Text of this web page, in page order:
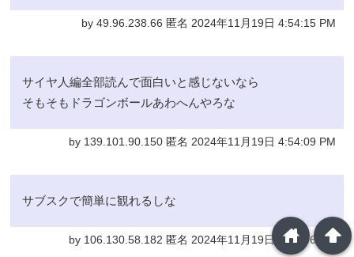
by 49.96.238.66 匿名 2024年11月19日 4:54:15 PM
サイヤ人編全部読んで面白いと感じないなら
そもそもドラゴンボールあわへんやろな
by 139.101.90.150 匿名 2024年11月19日 4:54:09 PM
サブスクで簡単に観れるしな
by 106.130.58.182 匿名 2024年11月19日 4:48:06 PM
arrowup
home